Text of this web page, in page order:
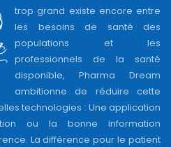
trop grand existe encore entre
les besoins de santé des
populations et les
professionnels de la santé
disponible, Pharma Dream
ambitionne de réduire cette
technologies : Une application
ou la bonne information
La différence pour le patient